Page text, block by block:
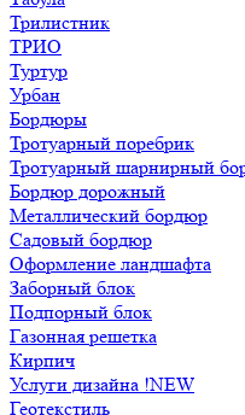
Трилистник
ТРИО
Туртур
Урбан
Бордюры
Тротуарный поребрик
Тротуарный шарнирный
Бордюр дорожный
Металлический бордюр
Садовый бордюр
Оформление ландшафта
Заборный блок
Подпорный блок
Газонная решетка
Кирпич
Услуги дизайна !NEW
Геотекстиль